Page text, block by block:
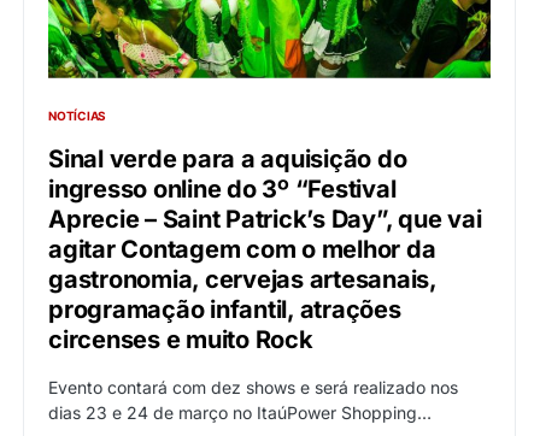
NOTÍCIAS
Sinal verde para a aquisição do
ingresso online do 3º “Festival
Aprecie – Saint Patrick’s Day”, que vai
agitar Contagem com o melhor da
gastronomia, cervejas artesanais,
programação infantil, atrações
circenses e muito Rock
Evento contará com dez shows e será realizado nos
dias 23 e 24 de março no ItaúPower Shopping…